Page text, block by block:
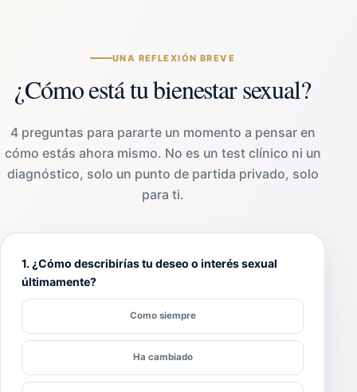
UNA REFLEXIÓN BREVE
¿Cómo está tu bienestar sexual?
4 preguntas para pararte un momento a pensar en
cómo estás ahora mismo. No es un test clínico ni un
diagnóstico, solo un punto de partida privado, solo
para ti.
1. ¿Cómo describirías tu deseo o interés sexual
últimamente?
Como siempre
Ha cambiado